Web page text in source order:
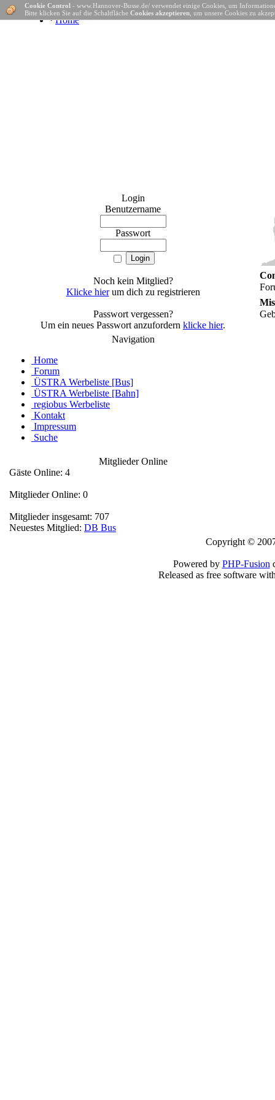
· Home
Login
Benutzername
Passwort
Noch kein Mitglied?
Klicke hierum dich zu registrieren
Passwort vergessen?
Um ein neues Passwort anzufordern klicke hier.
Navigation
Home
Forum
ÜSTRA Werbeliste [Bus]
ÜSTRA Werbeliste [Bahn]
regiobus Werbeliste
Kontakt
Impressum
Suche
Mitglieder Online
Gäste Online: 4
Mitglieder Online: 0
Mitglieder insgesamt: 707
Neuestes Mitglied: DB Bus
Cookie Control - www.Hannover-Busse.de/ verwendet einige Cookies, um
Bitte klicken Sie auf die Schaltfläche Cookies akzeptieren , um unsere Cookies zu
Copyright ©
Powered by PHP-Fusion
Released as free software